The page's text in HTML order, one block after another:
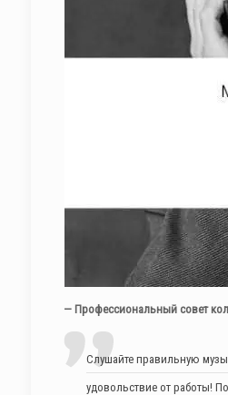
— Профессиональный совет
Слушайте правильную
удовольствие от работы!